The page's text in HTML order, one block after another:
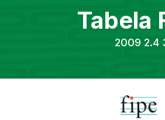
Tabela
2009 2.4